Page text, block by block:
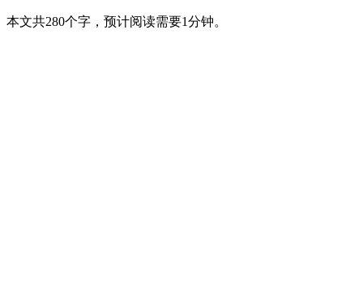
本文共280个字，预计阅读需要1分钟。